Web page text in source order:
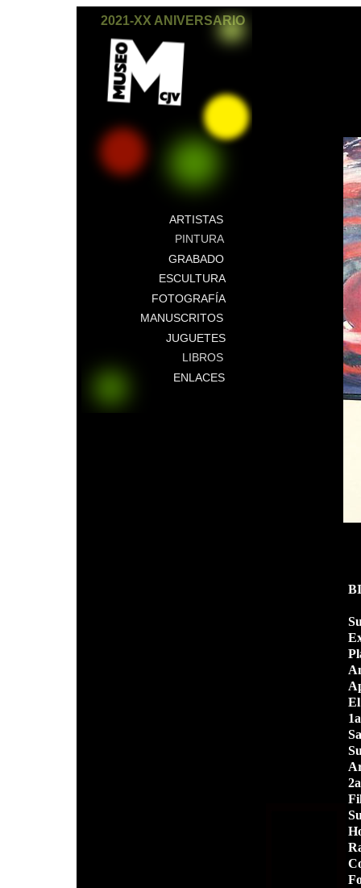
2021-XX ANIVERSARIO
ARTISTAS
PINTURA
GRABADO
ESCULTURA
FOTOGRAFÍA
MANUSCRITOS
JUGUETES
LIBROS
ENLACES